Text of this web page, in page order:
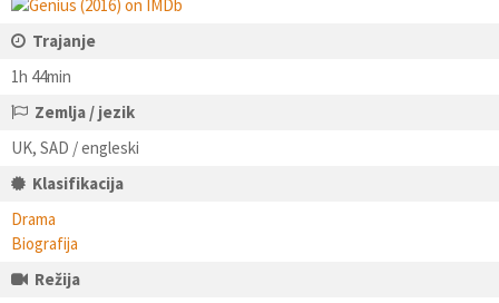
Trajanje
1h 44min
Zemlja / jezik
UK, SAD / engleski
Klasifikacija
Drama
Biografija
Režija